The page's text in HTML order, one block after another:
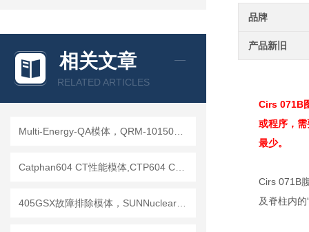
相关文章
RELATED ARTICLES
品牌
产品新旧
Cirs 071B
或程序，
最少。
Cirs 071B
及脊柱内